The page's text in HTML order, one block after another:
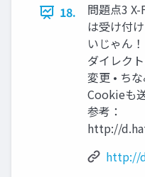
18.
問題点3
は受け付
いじゃん
ダイレク
変更 • ち
Cookieも
参考：
http://
http://